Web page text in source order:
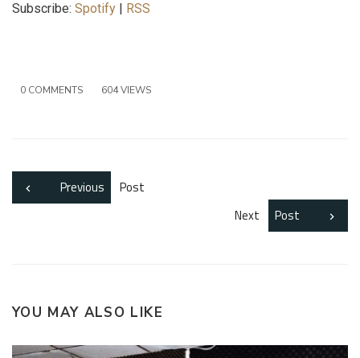
Subscribe: Spotify RSS
0 COMMENTS 604 VIEWS
Previous
Post
Next
Post
YOU MAY ALSO LIKE